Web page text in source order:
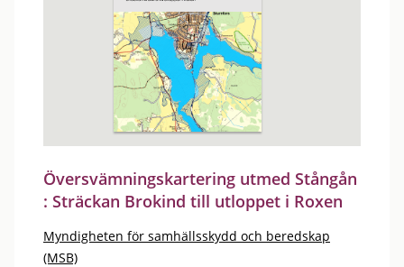
Översvämningskartering utmed Stångån
: Sträckan Brokind till utloppet i Roxen
Myndigheten för samhällsskydd och beredskap
(MSB)